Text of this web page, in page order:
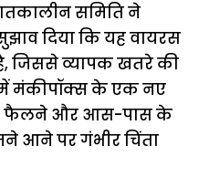
समिति ने
दिया कि यह वायरस
जिससे व्यापक खतरे की
में मंकीपॉक्स के एक नए
फैलने और आस-पास के
आने पर गंभीर चिंता